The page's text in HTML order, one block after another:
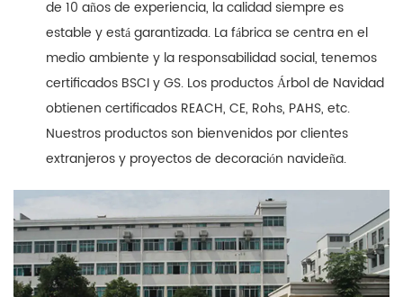
de 10 años de experiencia, la calidad siempre es
estable y está garantizada. La fábrica se centra en el
medio ambiente y la responsabilidad social, tenemos
certificados BSCI y GS. Los productos Árbol de Navidad
obtienen certificados REACH, CE, Rohs, PAHS, etc.
Nuestros productos son bienvenidos por clientes
extranjeros y proyectos de decoración navideña.